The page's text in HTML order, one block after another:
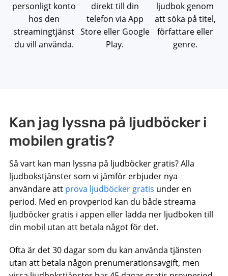
personligt konto
hos den
streamingtjänst
du vill använda.
direkt till din
telefon via App
Store eller Google
Play.
ljudbok genom
att söka på titel,
författare eller
genre.
Kan jag lyssna på ljudböcker i
mobilen gratis?
Så vart kan man lyssna på ljudböcker gratis? Alla
ljudbokstjänster som vi jämför erbjuder nya
användare att prova ljudböcker gratis under en
period. Med en provperiod kan du både streama
ljudböcker gratis i appen eller ladda ner ljudboken till
din mobil utan att betala något för det.
Ofta är det 30 dagar som du kan använda tjänsten
utan att betala någon prenumerationsavgift, men